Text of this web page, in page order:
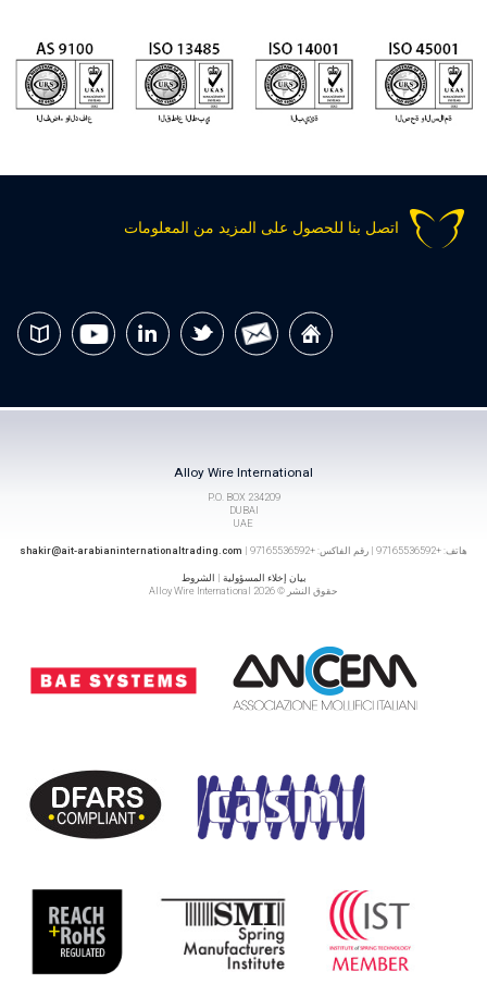
اتصل بنا للحصول على المزيد من المعلومات
Alloy Wire International
P.O. BOX 234209
DUBAI
UAE
هاتف: +97165536592 | رقم الفاكس: +97165536592 | shakir@ait-arabianinternationaltrading.com
بيان إخلاء المسؤولية | الشروط
حقوق النشر © 2026 Alloy Wire International